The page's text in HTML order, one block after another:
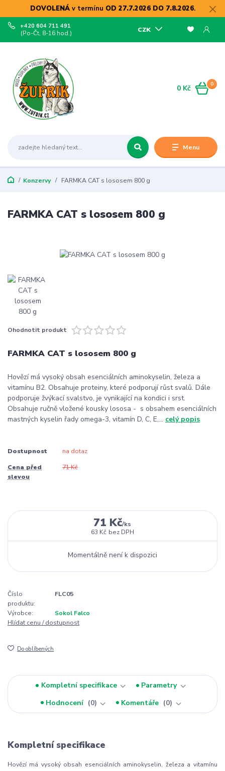
DOVOLENÁv termínu OD 27.7.2026 DO 7.8.2026.
Menu
CZK
+420 604 711 491
(Po-Čt, 8-16 hod.)
0
0 Kč
Konzervy FARMKA CAT s lososem 800 g
FARMKA CAT s lososem 800 g
Ohodnotit produkt
FARMKA CAT s lososem 800 g
Hovězí má vysoký obsah esenciálních aminokyselin, železa a
vitamínu B2. Obsahuje proteiny, které podporují růst svalů. Dále
podporuje žvýkací svalstvo, je vynikající na kondici i srst.
Obsahuje ručně vložené kousky lososa - s obsahem esenciálních
mastných kyselin řady omega-3, vitamín D, C, E,... celý popis
Dostupnost na dotaz
Cena před
slevou
71 Kč
71 Kč/ks
63 Kč bez DPH
Momentálně není k dispozici
Číslo
produktu:
FLC05
Výrobce:
Sokol Falco
Hlídat cenu / dostupnost
Do oblíbených
Kompletní specifikace
Parametry
Hodnocení
0 Komentáře 0
Kompletní specifikace
Hovězí má vysoký obsah esenciálních aminokyselin, železa a vitamínu